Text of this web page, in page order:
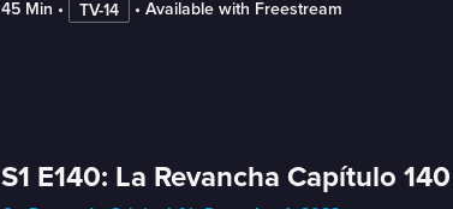
45 Min • TV-14 • Available with Freestream
S1 E140: La Revancha Capítulo 140